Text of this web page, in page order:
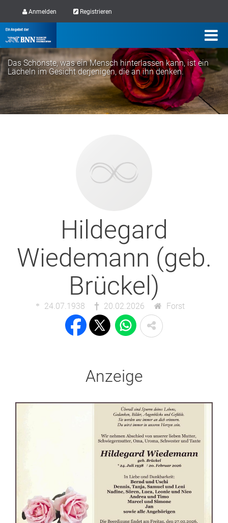
Anmelden Registrieren
Das Schönste, was ein Mensch hinterlassen kann, ist ein
Lächeln im Gesicht derjenigen, die an ihn denken.
Hildegard
Wiedemann (geb.
Brückel)
24.07.1938 20.02.2026 Forst
Anzeige